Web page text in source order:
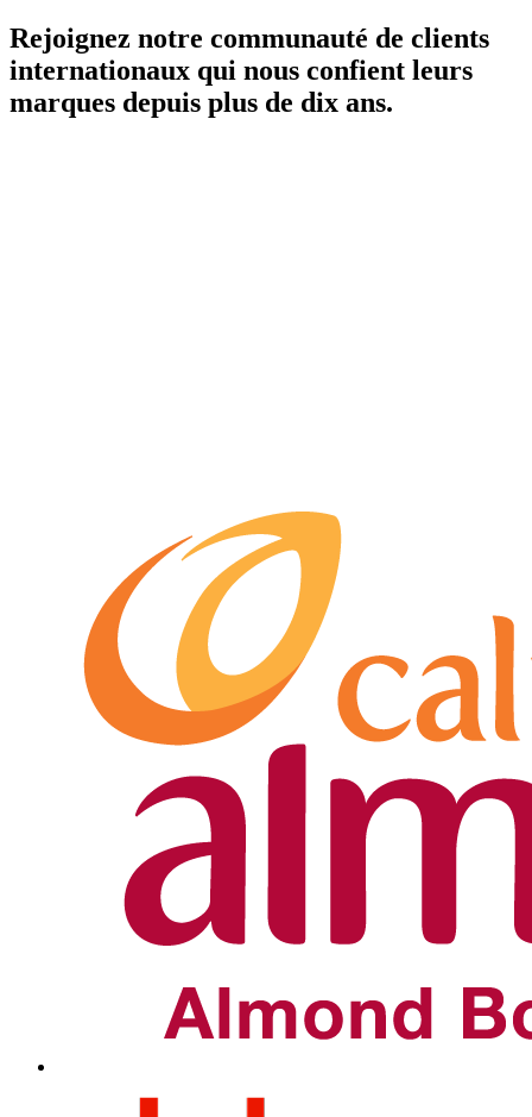
Rejoignez notre communauté de clients
internationaux qui nous confient leurs
marques depuis plus de dix ans.